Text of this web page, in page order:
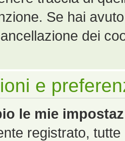
Se hai
dei
e
le mie
registrato,